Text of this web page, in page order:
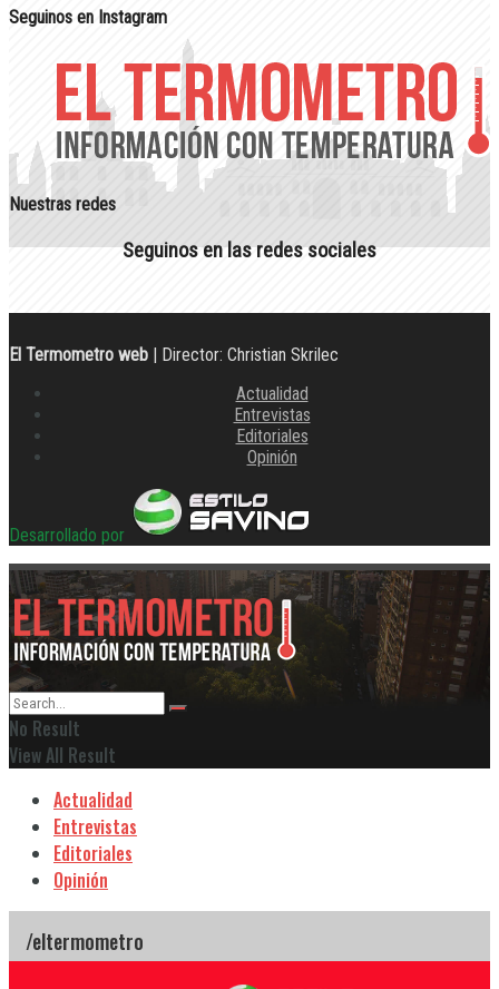
Seguinos en Instagram
Nuestras redes
Seguinos en las redes sociales
El Termometro web | Director: Christian Skrilec
Actualidad
Entrevistas
Editoriales
Opinión
Desarrollado por
No Result
View All Result
Actualidad
Entrevistas
Editoriales
Opinión